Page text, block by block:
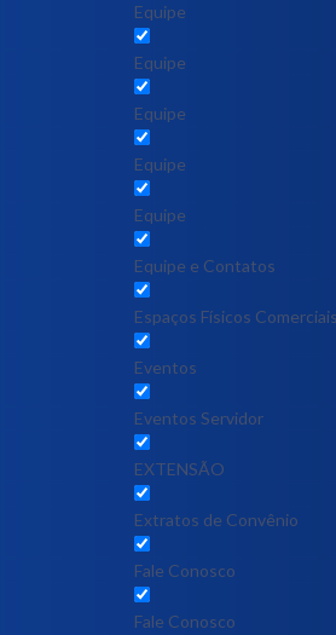
Equipe
Equipe
Equipe
Equipe
Equipe
Equipe e Contatos
Espaços Físicos Comerciais
Eventos
Eventos Servidor
EXTENSÃO
Extratos de Convênio
Fale Conosco
Fale Conosco